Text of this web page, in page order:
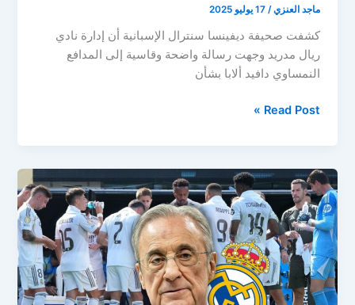
ماجد العنزي/17 يوليو 2025
كشفت صحيفة ديفينسا سنترال الإسبانية أن إدارة نادي
ريال مدريد وجهت رسالة واضحة وقاسية إلى المدافع
النمساوي دافيد ألابا بشأن
دافيد
رسالة
قاسية
من
ريال
مدريد
بشأن
مستقبله
Read Post »